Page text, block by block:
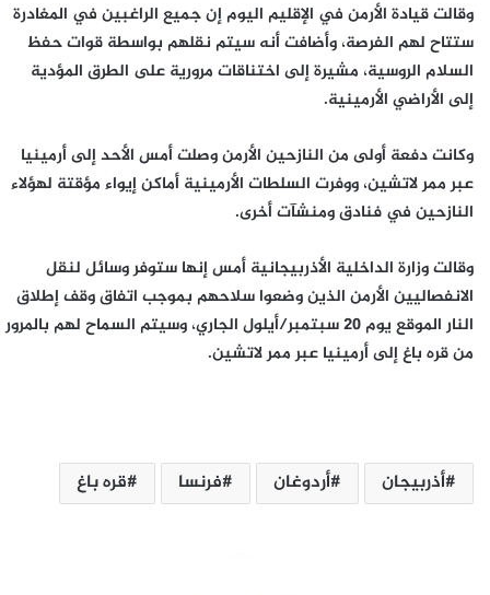
وقالت قيادة الأرمن في الإقليم اليوم إن جميع الراغبين في المغادرة
ستتاح لهم الفرصة، وأضافت أنه سيتم نقلهم بواسطة قوات حفظ
السلام الروسية، مشيرة إلى اختناقات مرورية على الطرق المؤدية
إلى الأراضي الأرمينية.
وكانت دفعة أولى من النازحين الأرمن وصلت أمس الأحد إلى أرمينيا
عبر ممر لاتشين، ووفرت السلطات الأرمينية أماكن إيواء مؤقتة لهؤلاء
النازحين في فنادق ومنشآت أخرى.
وقالت وزارة الداخلية الأذربيجانية أمس إنها ستوفر وسائل لنقل
الانفصاليين الأرمن الذين وضعوا سلاحهم بموجب اتفاق وقف إطلاق
النار الموقع يوم 20 سبتمبر/أيلول الجاري، وسيتم السماح لهم بالمرور
من قره باغ إلى أرمينيا عبر ممر لاتشين.
أذربيجان أردوغان فرنسا قره باغ